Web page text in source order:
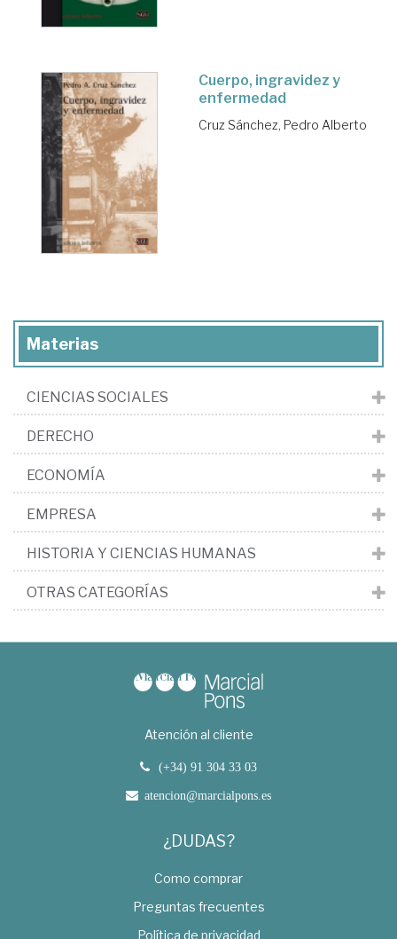
Cuerpo, ingravidez y
enfermedad
Cruz Sánchez, Pedro Alberto
Materias
CIENCIAS SOCIALES
DERECHO
ECONOMÍA
EMPRESA
HISTORIA Y CIENCIAS HUMANAS
OTRAS CATEGORÍAS
Atención al cliente
(+34) 91 304 33 03
atencion@marcialpons.es
¿DUDAS?
Como comprar
Preguntas frecuentes
Política de privacidad